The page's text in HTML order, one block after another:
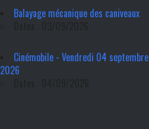
Balayage mécanique des caniveaux
Cinémobile - Vendredi 04 septembre
2026